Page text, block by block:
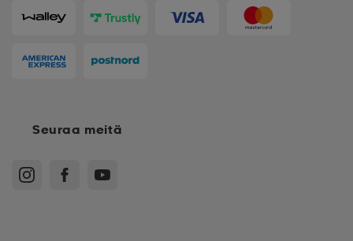
Seuraa meitä